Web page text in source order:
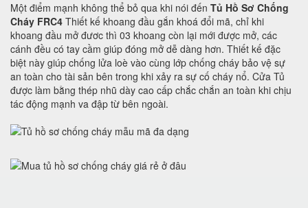
Một điểm mạnh không thể bỏ qua khi nói đến Tủ Hồ Sơ Chống
Cháy FRC4 Thiết kế khoang đầu gắn khoá đổi mã, chỉ khi
khoang đầu mở đươc thì 03 khoang còn lại mới được mở, các
cánh đều có tay cầm giúp đóng mở dễ dàng hơn. Thiết kế đặc
biệt này giúp chống lửa loè vào cùng lớp chống cháy bảo vệ sự
an toàn cho tài sản bên trong khi xảy ra sự cố cháy nổ. Cửa Tủ
được làm bằng thép nhũ dày cao cấp chắc chắn an toàn khi chịu
tác động mạnh va đập từ bên ngoài.